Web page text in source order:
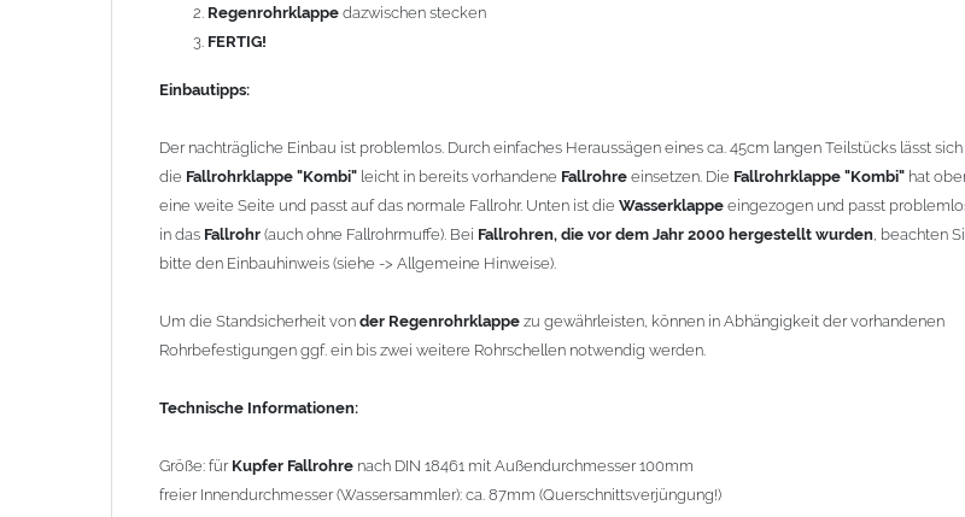
Kupfer Fallrohrenach DIN 18461 mit Außendurchmesser 100mm
freier Innendurchmesser (Wassersammler): ca. 87mm (Querschnittsverjüngung!)
Maße Laubkorb (Höhe / Durchmesser): ca. 170mm / 95mm
Dichtgummi (max. Wandungsdicke der Regentonne = 20mm), Wassersammleranschluss = 1"
zylindr. Rohr 1 Zoll = 33,25mm), Schlauchlänge ca. 300mm,
Schlauchmaße: 1" Außen d=30mm, Innen d=25mm, Dicke 2,5mm
Gewicht: 1,92 kg
Hinweise:
entleeren und die beiliegende Verschlußkappe ist aufzuschrauben!
Aufgrund des geringen Öffnungswinkels (max. 45°) ist die Regenrohrklappe
geeignet.
Regenrohrklappe dazwischen stecken
FERTIG!
Einbautipps:
Der nachträgliche Einbau ist problemlos. Durch einfaches Heraussägen eines ca. 45cm langen Teilstücks lässt sich
die Fallrohrklappe "Kombi" leicht in bereits vorhandene Fallrohre einsetzen. Die Fallrohrklappe "Kombi" hat
eine weite Seite und passt auf das normale Fallrohr. Unten ist die Wasserklappe eingezogen und passt
in das Fallrohr (auch ohne Fallrohrmuffe). Bei Fallrohren, die vor dem Jahr 2000 hergestellt wurden , beachten
bitte den Einbauhinweis (siehe -> Allgemeine Hinweise).
Um die Standsicherheit von der Regenrohrklappe zu gewährleisten, können in Abhängigkeit der vorhandenen
Rohrbefestigungen ggf. ein bis zwei weitere Rohrschellen notwendig werden.
Technische Informationen:
Größe: für Kupfer Fallrohre nach DIN 18461 mit Außendurchmesser 100mm
freier Innendurchmesser (Wassersammler): ca. 87mm (Querschnittsverjüngung!)